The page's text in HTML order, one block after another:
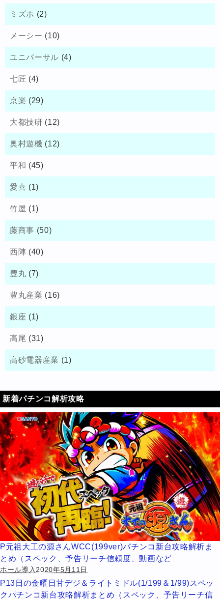
ミズホ (2)
メーシー (10)
ユニバーサル (4)
七匠 (4)
京楽 (29)
大都技研 (12)
奥村遊機 (12)
平和 (45)
愛喜 (1)
竹屋 (1)
藤商事 (50)
西陣 (40)
豊丸 (7)
豊丸産業 (16)
銀座 (1)
高尾 (31)
高砂電器産業 (1)
新着パチンコ解析攻略
P元祖大工の源さんWCC(199ver)パチンコ新台攻略解析ま
とめ（スペック、予告リーチ信頼度、動画など
ホール導入2020年5月11日
P13日の金曜日甘デジ＆ライトミドル(1/199＆1/99)スペッ
クパチンコ新台攻略解析まとめ（スペック、予告リーチ信